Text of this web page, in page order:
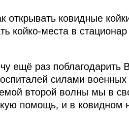
ковидные
койко-места в
ещё раз поблагодарить
силами
второй волны мы в
помощь, и в ковидном